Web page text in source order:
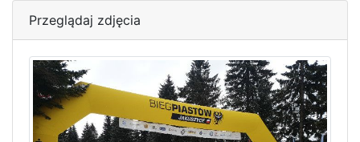
Przeglądaj zdjęcia